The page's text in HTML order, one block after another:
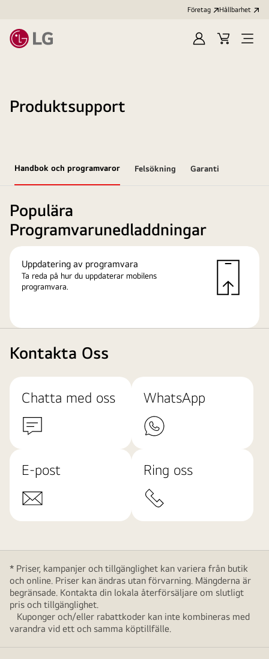
Företag Hållbarhet
LoggaKundvagn
Produktsupport
Handbok och programvaror Felsökning Garanti
Populära
Programvarunedladdningar
Uppdatering av programvara
Ta reda på hur du uppdaterar mobilens
programvara.
Kontakta Oss
Chatta med oss WhatsApp
E-post Ring oss
* Priser, kampanjer och tillgänglighet kan variera från butik
och online. Priser kan ändras utan förvarning. Mängderna är
begränsade. Kontakta din lokala återförsäljare om slutligt
pris och tillgänglighet.
Kuponger och/eller rabattkoder kan inte kombineras med
varandra vid ett och samma köptillfälle.